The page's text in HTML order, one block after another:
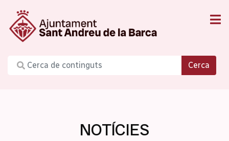
Cerca
NOTÍCIES